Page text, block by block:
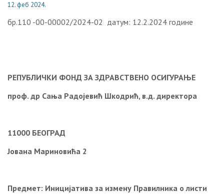
12. феб 2024.
бр.110 -00-00002/2024-02 датум: 12.2.2024 године
РЕПУБЛИЧКИ ФОНД ЗА ЗДРАВСТВЕНО ОСИГУРАЊЕ
проф. др Сања Радојевић Шкодрић, в.д. директора
11000 БЕОГРАД
Јована Мариновића 2
Предмет: Иницијатива за измену Правилника о листи